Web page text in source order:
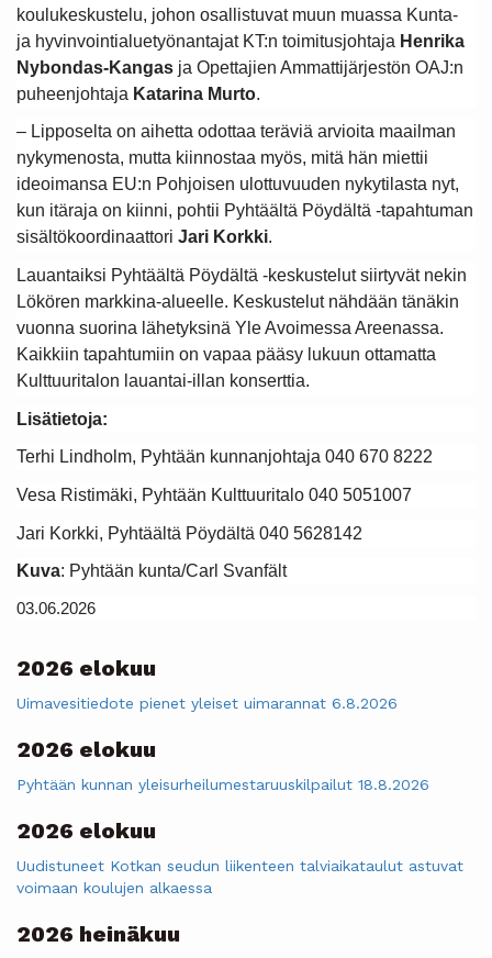
koulukeskustelu, johon osallistuvat muun muassa Kunta-
ja hyvinvointialuetyönantajat KT:n toimitusjohtaja Henrika
Nybondas-Kangas ja Opettajien Ammattijärjestön OAJ:n
puheenjohtaja Katarina Murto.
– Lipposelta on aihetta odottaa teräviä arvioita maailman
nykymenosta, mutta kiinnostaa myös, mitä hän miettii
ideoimansa EU:n Pohjoisen ulottuvuuden nykytilasta nyt,
kun itäraja on kiinni, pohtii Pyhtäältä Pöydältä -tapahtuman
sisältökoordinaattori Jari Korkki.
Lauantaiksi Pyhtäältä Pöydältä -keskustelut siirtyvät nekin
Lökören markkina-alueelle. Keskustelut nähdään tänäkin
vuonna suorina lähetyksinä Yle Avoimessa Areenassa.
Kaikkiin tapahtumiin on vapaa pääsy lukuun ottamatta
Kulttuuritalon lauantai-illan konserttia.
Lisätietoja:
Terhi Lindholm, Pyhtään kunnanjohtaja 040 670 8222
Vesa Ristimäki, Pyhtään Kulttuuritalo 040 5051007
Jari Korkki, Pyhtäältä Pöydältä 040 5628142
Kuva: Pyhtään kunta/Carl Svanfält
03.06.2026
2026 elokuu
Uimavesitiedote pienet yleiset uimarannat 6.8.2026
2026 elokuu
Pyhtään kunnan yleisurheilumestaruuskilpailut 18.8.2026
2026 elokuu
Uudistuneet Kotkan seudun liikenteen talviaikataulut astuvat
voimaan koulujen alkaessa
2026 heinäkuu